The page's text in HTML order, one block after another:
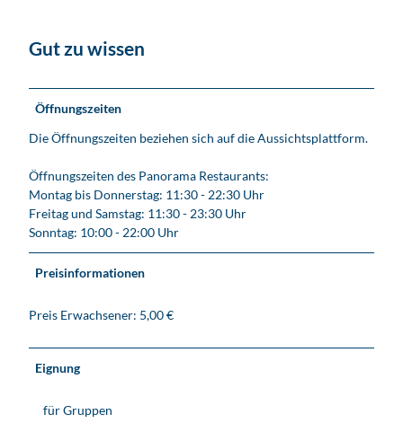
Gut zu wissen
Öffnungszeiten
Die Öffnungszeiten beziehen sich auf die Aussichtsplattform.
Öffnungszeiten des Panorama Restaurants:
Montag bis Donnerstag: 11:30 - 22:30 Uhr
Freitag und Samstag: 11:30 - 23:30 Uhr
Sonntag: 10:00 - 22:00 Uhr
Preisinformationen
Preis Erwachsener: 5,00 €
Eignung
für Gruppen